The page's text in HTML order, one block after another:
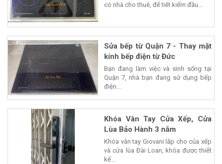
có nhà cho thuê, để tiết kiểm đầu...
Sửa bếp từ Quận 7 - Thay mặt
kính bếp điện từ Đức
Bạn đang làm việc và sinh sống tại
Quận 7, nhà bạn đang sử dụng bếp
điện...
Khóa Vân Tay Cửa Xếp, Cửa
Lùa Bảo Hành 3 năm
Khóa vân tay Giovani lắp cho của xếp
và cửa lùa Đài Loan, khóa được thiết
kế...